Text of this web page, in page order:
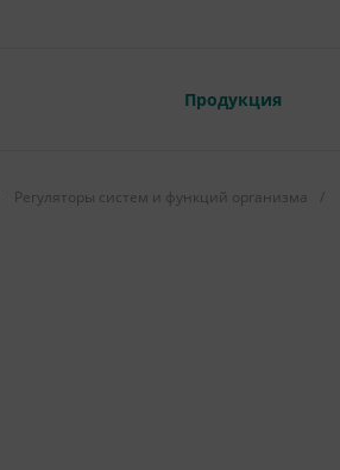
Продукция
Регуляторы систем и функций организма /